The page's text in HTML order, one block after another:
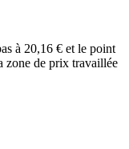
à 20,16 € et le point
zone de prix travaillée